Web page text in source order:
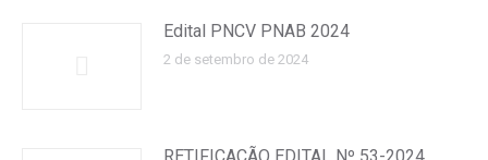
Edital PNCV PNAB 2024
2 de setembro de 2024